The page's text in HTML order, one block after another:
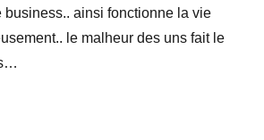
business.. ainsi fonctionne la vie
le malheur des uns fait le